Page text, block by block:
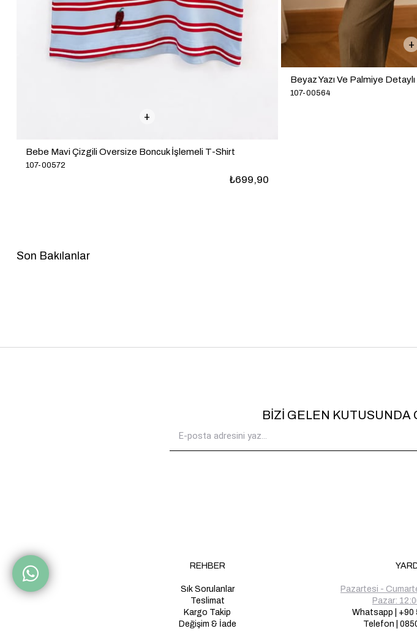
Bebe Mavi Çizgili Oversize Boncuk İşlemeli T-Shirt
107-00572
₺699,90
Beyaz Yazı Ve Palmiye
107-00564
Son Bakılanlar
BİZİ GELEN KUTUSUNDA
REHBER
Sık Sorulanlar
Teslimat
Kargo Takip
Değişim & İade
Pazartesi -
Pazar:
Whatsapp | +90
Telefon |